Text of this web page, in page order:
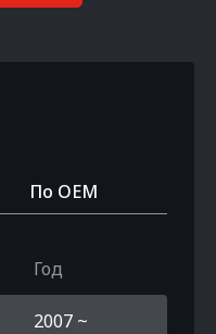
По OEM
Год
2007 ~